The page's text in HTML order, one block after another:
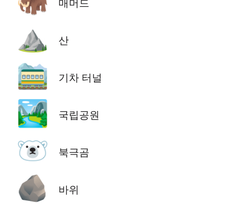
매머드
⛰️ 산
🚞 기차 터널
🏞️ 국립공원
🐻‍❄️ 북극곰
🪨 바위